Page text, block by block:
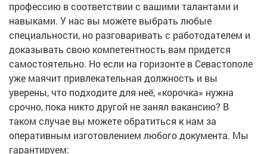
профессию в соответствии с вашими талантами и
навыками. У нас вы можете выбрать любые
специальности, но разговаривать с работодателем и
доказывать свою компетентность вам придется
самостоятельно. Но если на горизонте в Севастополе
уже маячит привлекательная должность и вы
уверены, что подходите для неё, «корочка» нужна
срочно, пока никто другой не занял вакансию? В
таком случае вы можете обратиться к нам за
оперативным изготовлением любого документа. Мы
гарантируем: